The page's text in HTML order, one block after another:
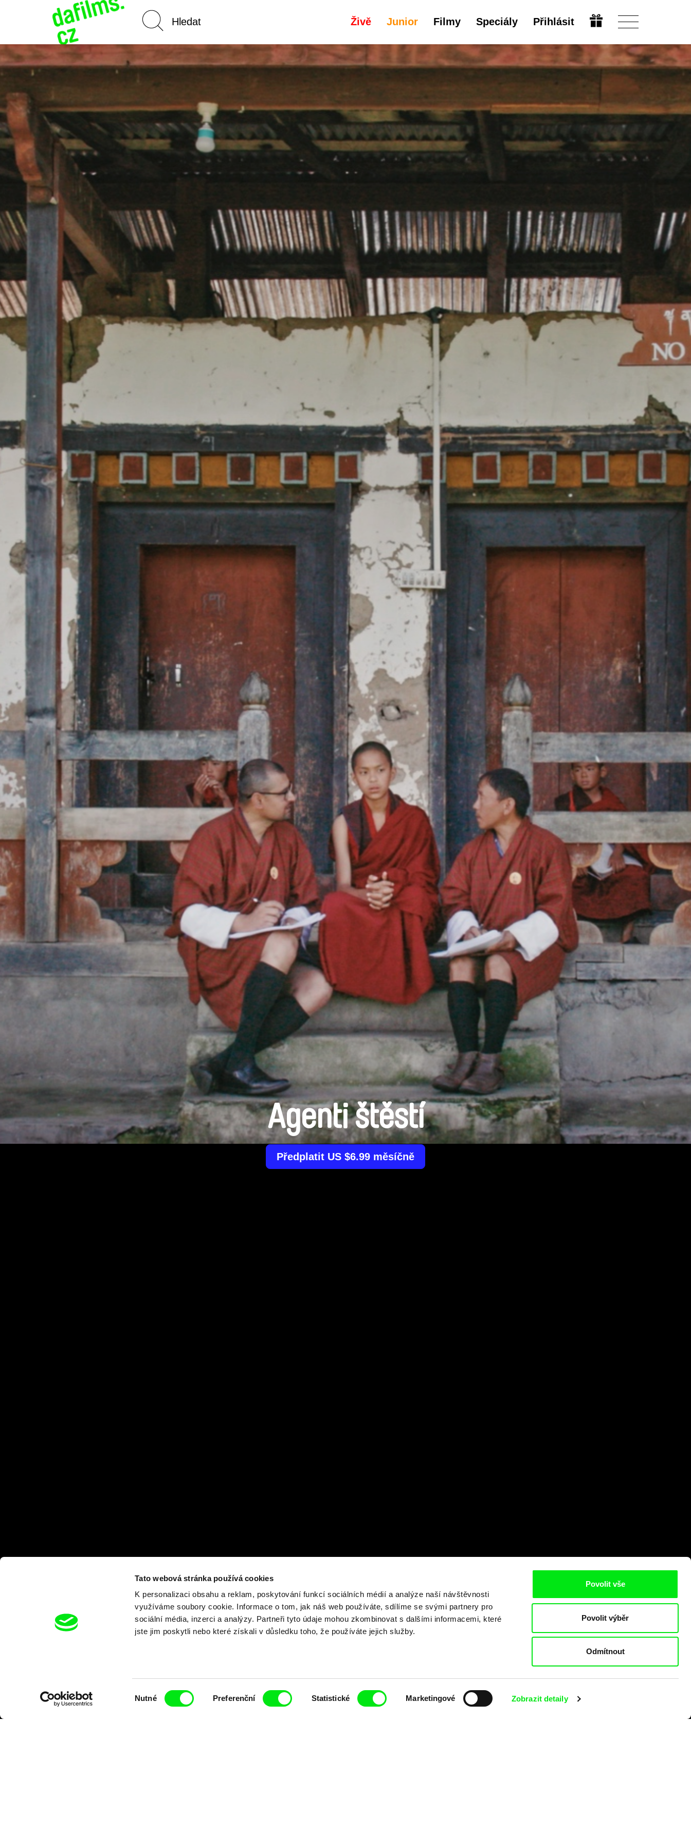
Tato webová stránka používá cookies
K personalizaci obsahu a reklam, poskytování funkcí sociálních médií a analýze naší návštěvnosti
využíváme soubory cookie. Informace o tom, jak náš web používáte, sdílíme se svými partnery pro
sociální média, inzerci a analýzy. Partneři tyto údaje mohou zkombinovat s dalšími informacemi, které
jste jim poskytli nebo které získali v důsledku toho, že používáte jejich služby.
Nutné Preferenční Statistické Marketingové Zobrazit detaily
Povolit vše
Povolit výběr
Odmítnout
Živě Junior Filmy Speciály Přihlásit
Agenti štěstí
Předplatit US $6.99 měsíčně